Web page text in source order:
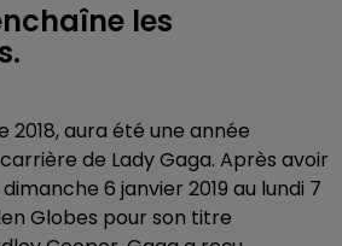
les
2018, aura été une année
de Lady Gaga. Après avoir
6 janvier 2019 au lundi 7
Globes pour son titre